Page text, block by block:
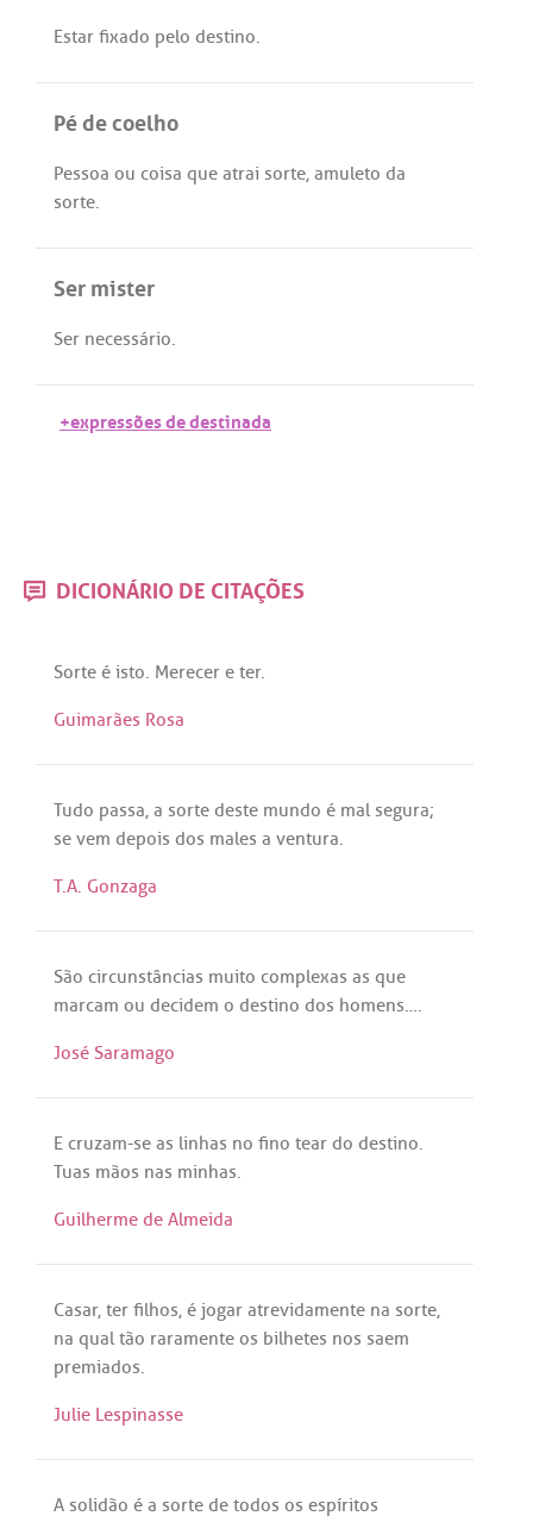
Estar fixado pelo destino.
Pé de coelho
Pessoa ou coisa que atrai sorte, amuleto da
sorte.
Ser mister
Ser necessário.
+expressões de destinada
DICIONÁRIO DE CITAÇÕES
Sorte é isto. Merecer e ter.
Guimarães Rosa
Tudo passa, a sorte deste mundo é mal segura;
se vem depois dos males a ventura.
T.A. Gonzaga
São circunstâncias muito complexas as que
marcam ou decidem o destino dos homens….
José Saramago
E cruzam-se as linhas no fino tear do destino.
Tuas mãos nas minhas.
Guilherme de Almeida
Casar, ter filhos, é jogar atrevidamente na sorte,
na qual tão raramente os bilhetes nos saem
premiados.
Julie Lespinasse
A solidão é a sorte de todos os espíritos